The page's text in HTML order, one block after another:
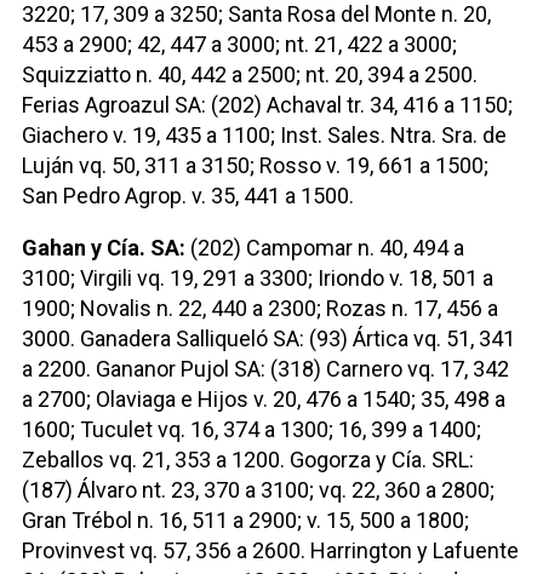
3220; 17, 309 a 3250; Santa Rosa del Monte n. 20,
453 a 2900; 42, 447 a 3000; nt. 21, 422 a 3000;
Squizziatto n. 40, 442 a 2500; nt. 20, 394 a 2500.
Ferias Agroazul SA: (202) Achaval tr. 34, 416 a 1150;
Giachero v. 19, 435 a 1100; Inst. Sales. Ntra. Sra. de
Luján vq. 50, 311 a 3150; Rosso v. 19, 661 a 1500;
San Pedro Agrop. v. 35, 441 a 1500.
Gahan y Cía. SA: (202) Campomar n. 40, 494 a
3100; Virgili vq. 19, 291 a 3300; Iriondo v. 18, 501 a
1900; Novalis n. 22, 440 a 2300; Rozas n. 17, 456 a
3000. Ganadera Salliqueló SA: (93) Ártica vq. 51, 341
a 2200. Gananor Pujol SA: (318) Carnero vq. 17, 342
a 2700; Olaviaga e Hijos v. 20, 476 a 1540; 35, 498 a
1600; Tuculet vq. 16, 374 a 1300; 16, 399 a 1400;
Zeballos vq. 21, 353 a 1200. Gogorza y Cía. SRL:
(187) Álvaro nt. 23, 370 a 3100; vq. 22, 360 a 2800;
Gran Trébol n. 16, 511 a 2900; v. 15, 500 a 1800;
Provinvest vq. 57, 356 a 2600. Harrington y Lafuente